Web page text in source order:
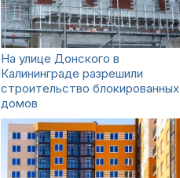
На улице Донского в
Калининграде разрешили
строительство блокированных
домов